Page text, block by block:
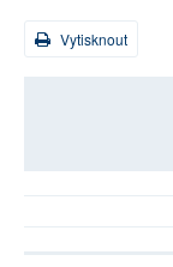
Vytisknout